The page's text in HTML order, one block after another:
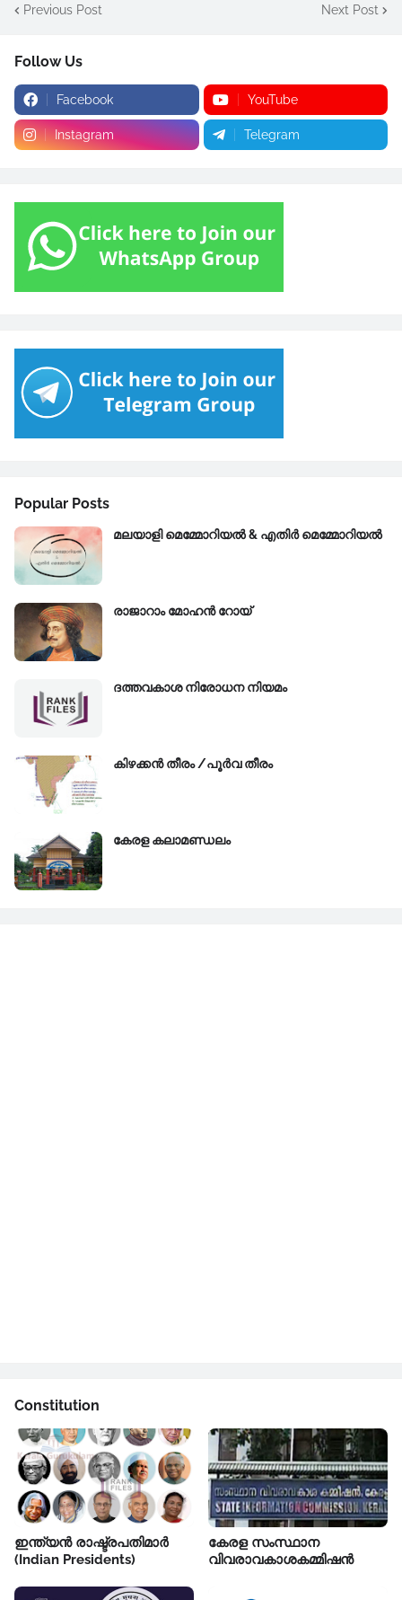
Previous Post Next Post
Follow Us
Facebook YouTube
Instagram Telegram
Popular Posts
മലയാളി മെമ്മോറിയൽ & എതിർ മെമ്മോറിയൽ
രാജാറാം മോഹൻ റോയ്‌
ദത്തവകാശ നിരോധന നിയമം
കിഴക്കന്‍ തീരം /പൂർവ തീരം
കേരള കലാമണ്ഡലം
Constitution
ഇന്ത്യൻ രാഷ്ട്രപതിമാർ
(Indian Presidents)
കേരള സംസ്ഥാന
വിവരാവകാശകമ്മിഷൻ